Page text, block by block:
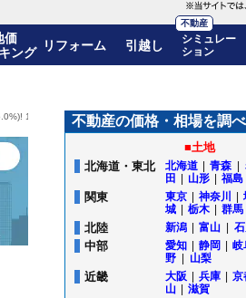
価
ング
リフォーム 引越し
不動産
シミュレー
ション
10年後の価格推移も公開｜山形県上山市
不動産の価格・相場を調
■土地
北海道・東北
北海道 青森
田
山形 福島
関東 東京 神奈川
城
栃木 群馬
北陸 新潟 富山 石
中部 愛知 静岡 岐
野
山梨
近畿 大阪 兵庫 京
山
滋賀